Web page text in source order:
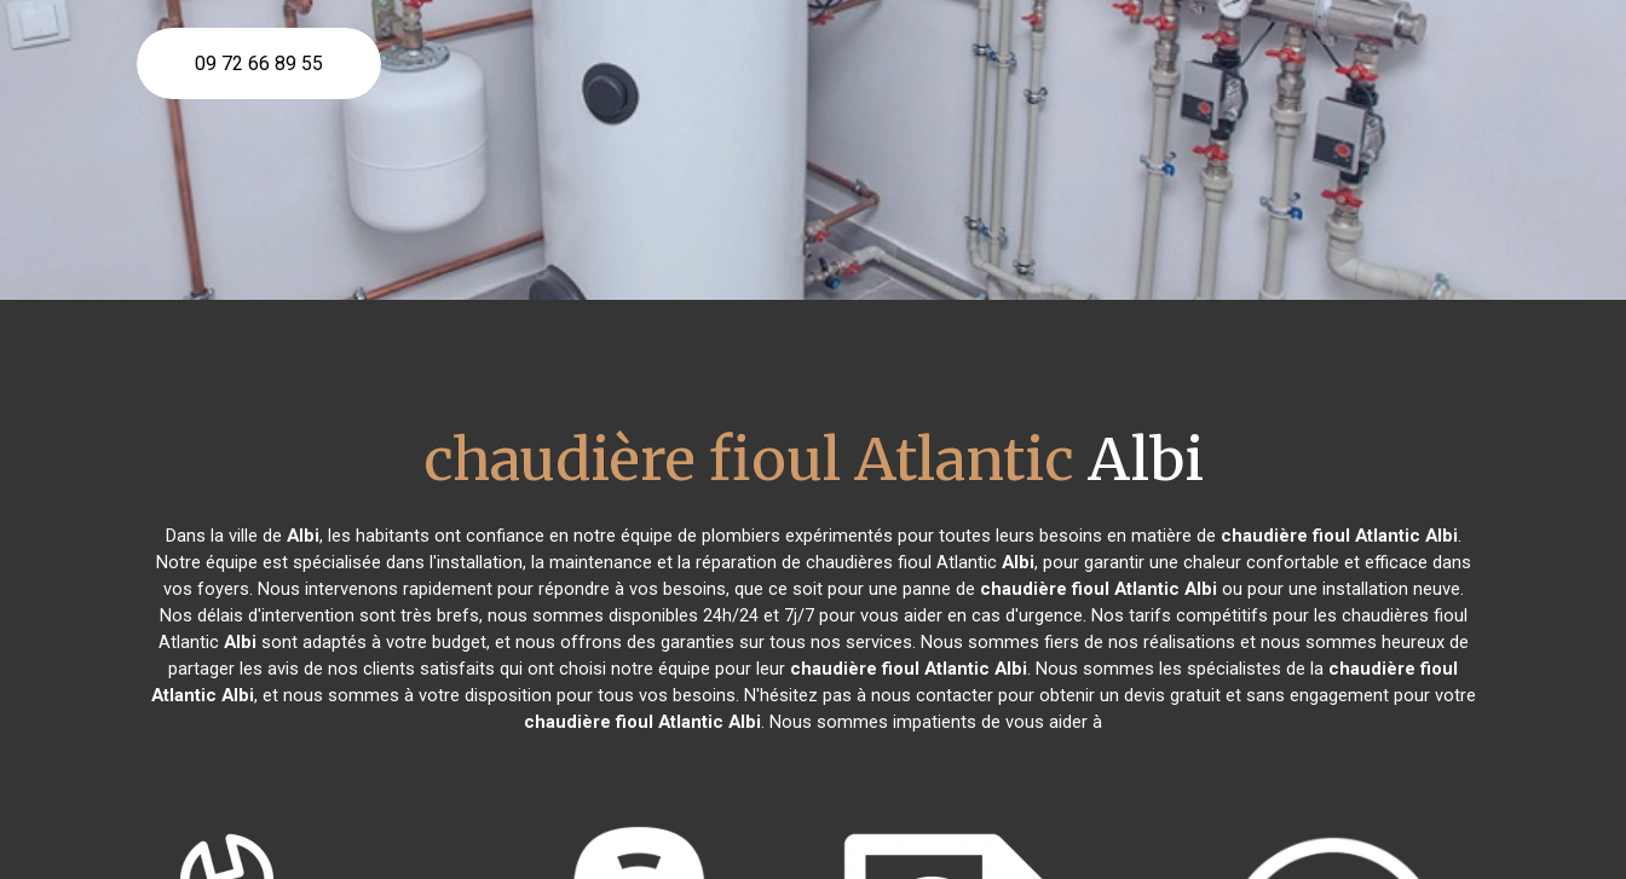
09 72 66 89 55
chaudière fioul Atlantic Albi
Dans la ville de Albi, les habitants ont confiance en notre équipe de plombiers expérimentés pour toutes leurs besoins en matière de chaudière fioul Atlantic Albi.
Notre équipe est spécialisée dans l'installation, la maintenance et la réparation de chaudières fioul Atlantic Albi, pour garantir une chaleur confortable et efficace dans
vos foyers. Nous intervenons rapidement pour répondre à vos besoins, que ce soit pour une panne de chaudière fioul Atlantic Albi ou pour une installation neuve.
Nos délais d'intervention sont très brefs, nous sommes disponibles 24h/24 et 7j/7 pour vous aider en cas d'urgence. Nos tarifs compétitifs pour les chaudières fioul
Atlantic Albi sont adaptés à votre budget, et nous offrons des garanties sur tous nos services. Nous sommes fiers de nos réalisations et nous sommes heureux de
partager les avis de nos clients satisfaits qui ont choisi notre équipe pour leur chaudière fioul Atlantic Albi. Nous sommes les spécialistes de la chaudière fioul
Atlantic Albi, et nous sommes à votre disposition pour tous vos besoins. N'hésitez pas à nous contacter pour obtenir un devis gratuit et sans engagement pour votre
chaudière fioul Atlantic Albi. Nous sommes impatients de vous aider à